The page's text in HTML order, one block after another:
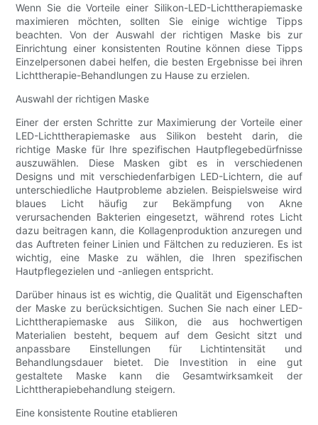
Wenn Sie die Vorteile einer Silikon-LED-Lichttherapiemaske
maximieren möchten, sollten Sie einige wichtige Tipps
beachten. Von der Auswahl der richtigen Maske bis zur
Einrichtung einer konsistenten Routine können diese Tipps
Einzelpersonen dabei helfen, die besten Ergebnisse bei ihren
Lichttherapie-Behandlungen zu Hause zu erzielen.
Auswahl der richtigen Maske
Einer der ersten Schritte zur Maximierung der Vorteile einer
LED-Lichttherapiemaske aus Silikon besteht darin, die
richtige Maske für Ihre spezifischen Hautpflegebedürfnisse
auszuwählen. Diese Masken gibt es in verschiedenen
Designs und mit verschiedenfarbigen LED-Lichtern, die auf
unterschiedliche Hautprobleme abzielen. Beispielsweise wird
blaues Licht häufig zur Bekämpfung von Akne
verursachenden Bakterien eingesetzt, während rotes Licht
dazu beitragen kann, die Kollagenproduktion anzuregen und
das Auftreten feiner Linien und Fältchen zu reduzieren. Es ist
wichtig, eine Maske zu wählen, die Ihren spezifischen
Hautpflegezielen und -anliegen entspricht.
Darüber hinaus ist es wichtig, die Qualität und Eigenschaften
der Maske zu berücksichtigen. Suchen Sie nach einer LED-
Lichttherapiemaske aus Silikon, die aus hochwertigen
Materialien besteht, bequem auf dem Gesicht sitzt und
anpassbare Einstellungen für Lichtintensität und
Behandlungsdauer bietet. Die Investition in eine gut
gestaltete Maske kann die Gesamtwirksamkeit der
Lichttherapiebehandlung steigern.
Eine konsistente Routine etablieren